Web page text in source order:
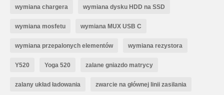
wymiana chargera wymiana dysku HDD na SSD
wymiana mosfetu wymiana MUX USB C
wymiana przepalonych elementów wymiana rezystora
Y520 Yoga 520 zalane gniazdo matrycy
zalany układ ładowania zwarcie na głównej linii zasilania